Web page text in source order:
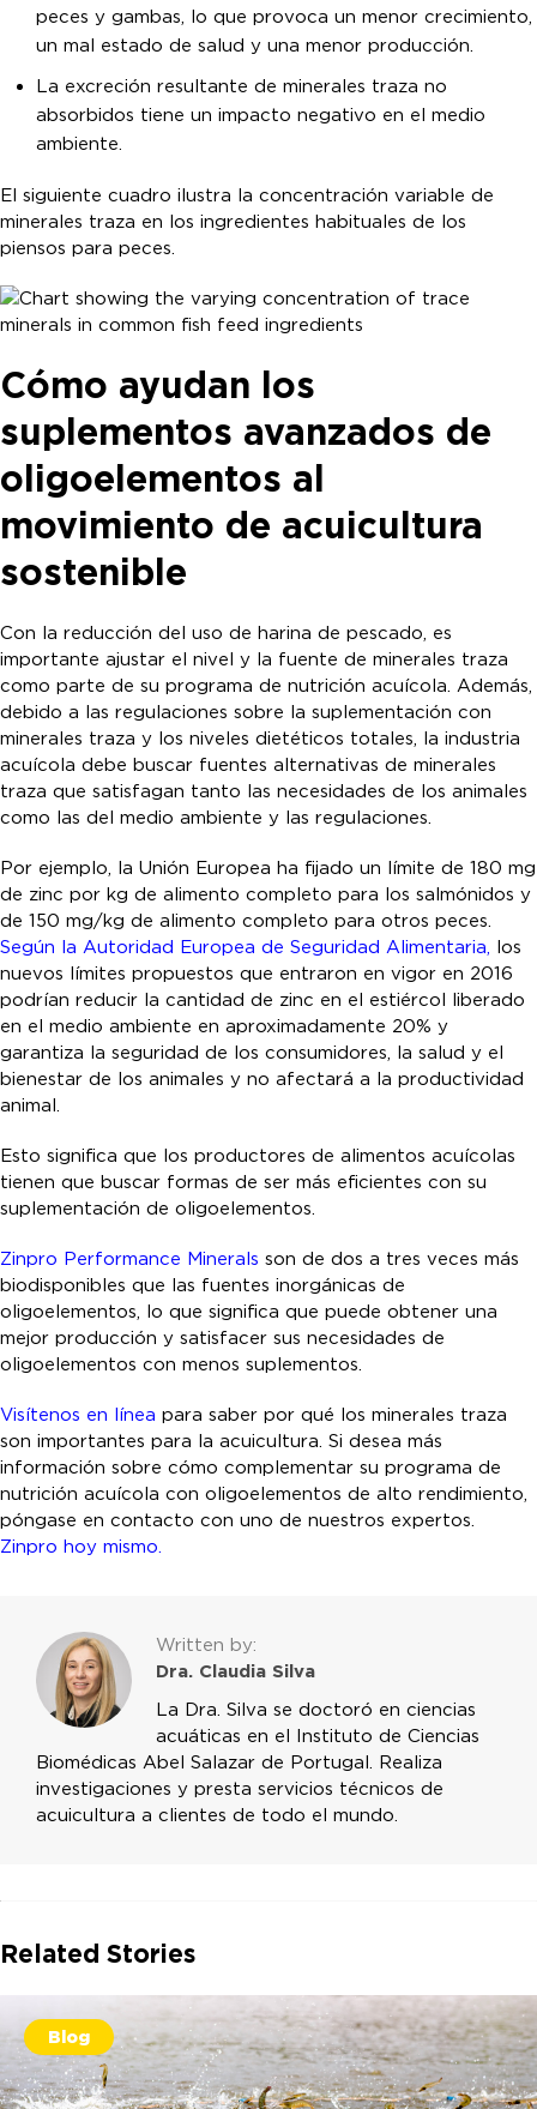
peces y gambas, lo que provoca un menor crecimiento,
un mal estado de salud y una menor producción.
La excreción resultante de minerales traza no
absorbidos tiene un impacto negativo en el medio
ambiente.
El siguiente cuadro ilustra la concentración variable de
minerales traza en los ingredientes habituales de los
piensos para peces.
Cómo ayudan los
suplementos avanzados de
oligoelementos al
movimiento de acuicultura
sostenible
Con la reducción del uso de harina de pescado, es
importante ajustar el nivel y la fuente de minerales traza
como parte de su programa de nutrición acuícola. Además,
debido a las regulaciones sobre la suplementación con
minerales traza y los niveles dietéticos totales, la industria
acuícola debe buscar fuentes alternativas de minerales
traza que satisfagan tanto las necesidades de los animales
como las del medio ambiente y las regulaciones.
Por ejemplo, la Unión Europea ha fijado un límite de 180 mg
de zinc por kg de alimento completo para los salmónidos y
de 150 mg/kg de alimento completo para otros peces.
Según la Autoridad Europea de Seguridad Alimentaria, los
nuevos límites propuestos que entraron en vigor en 2016
podrían reducir la cantidad de zinc en el estiércol liberado
en el medio ambiente en aproximadamente 20% y
garantiza la seguridad de los consumidores, la salud y el
bienestar de los animales y no afectará a la productividad
animal.
Esto significa que los productores de alimentos acuícolas
tienen que buscar formas de ser más eficientes con su
suplementación de oligoelementos.
Zinpro Performance Minerals son de dos a tres veces más
biodisponibles que las fuentes inorgánicas de
oligoelementos, lo que significa que puede obtener una
mejor producción y satisfacer sus necesidades de
oligoelementos con menos suplementos.
Visítenos en línea para saber por qué los minerales traza
son importantes para la acuicultura. Si desea más
información sobre cómo complementar su programa de
nutrición acuícola con oligoelementos de alto rendimiento,
póngase en contacto con uno de nuestros expertos.
Zinpro hoy mismo.
Written by:
Dra. Claudia Silva
La Dra. Silva se doctoró en ciencias
acuáticas en el Instituto de Ciencias
Biomédicas Abel Salazar de Portugal. Realiza
investigaciones y presta servicios técnicos de
acuicultura a clientes de todo el mundo.
Related Stories
Blog